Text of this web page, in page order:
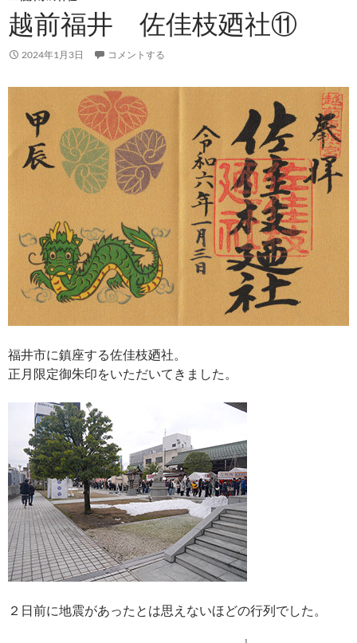
越前福井 佐佳枝廼社⑪
2024年1月3日 コメントする
福井市に鎮座する佐佳枝廼社。
正月限定御朱印をいただいてきました。
２日前に地震があったとは思えないほどの行列でした。